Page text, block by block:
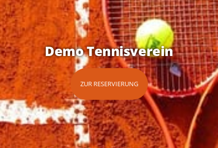
Demo Tennisverein
ZUR RESERVIERUNG